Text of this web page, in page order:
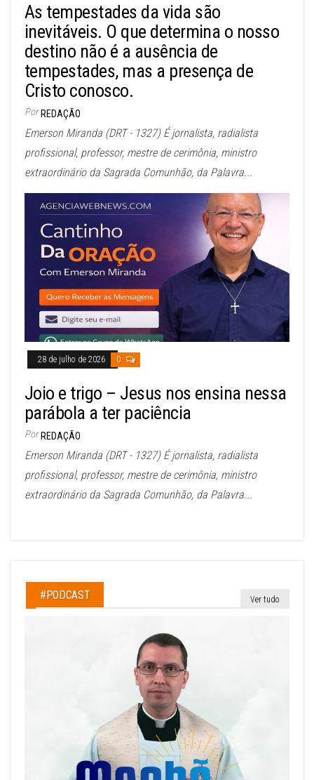
As tempestades da vida são
inevitáveis. O que determina o nosso
destino não é a ausência de
tempestades, mas a presença de
Cristo conosco.
Por REDAÇÃO
Emerson Miranda (DRT - 1327) É jornalista, radialista
profissional, professor, mestre de cerimônia, ministro
extraordinário da Sagrada Comunhão, da Palavra...
28 de julho de 2026 0
Joio e trigo – Jesus nos ensina nessa
parábola a ter paciência
Por REDAÇÃO
Emerson Miranda (DRT - 1327) É jornalista, radialista
profissional, professor, mestre de cerimônia, ministro
extraordinário da Sagrada Comunhão, da Palavra...
#PODCAST Ver tudo